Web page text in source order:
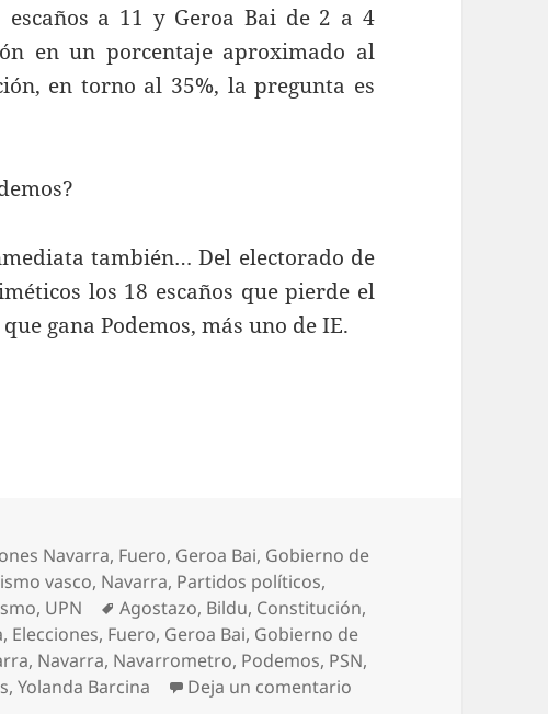
a 11 y Geroa Bai de 2 a 4
en un porcentaje aproximado al
en torno al 35%, la pregunta es
también… Del electorado de
los 18 escaños que pierde el
gana Podemos, más uno de IE.
Navarra, Fuero, Geroa Bai, Gobierno de
vasco, Navarra, Partidos políticos,
, UPN Etiquetas
Agostazo, Bildu, Constitución,
, Elecciones, Fuero, Geroa Bai, Gobierno de
, Navarra, Navarrometro, Podemos, PSN,
,Yolanda Barcina Deja un comentario